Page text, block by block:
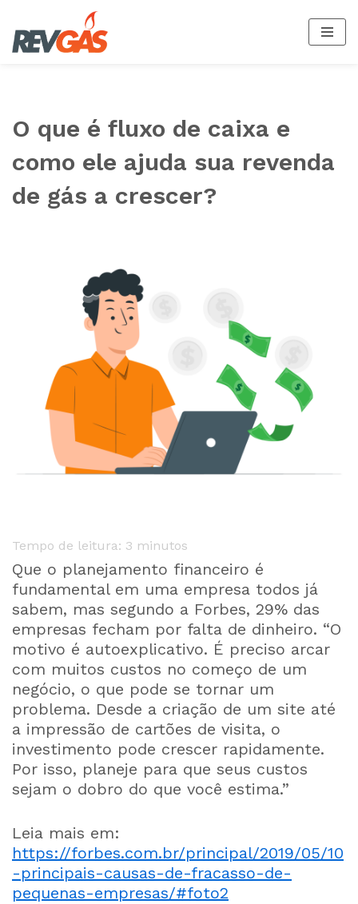
Pular
O que é fluxo de caixa e
como ele ajuda sua revenda
de gás a crescer?
Tempo de leitura: 3 minutos
Que o planejamento financeiro é
fundamental em uma empresa todos já
sabem, mas segundo a Forbes, 29% das
empresas fecham por falta de dinheiro. “O
motivo é autoexplicativo. É preciso arcar
com muitos custos no começo de um
negócio, o que pode se tornar um
problema. Desde a criação de um site até
a impressão de cartões de visita, o
investimento pode crescer rapidamente.
Por isso, planeje para que seus custos
sejam o dobro do que você estima.”
Leia mais em:
https://forbes.com.br/principal/2019/05/10
-principais-causas-de-fracasso-de-
pequenas-empresas/#foto2